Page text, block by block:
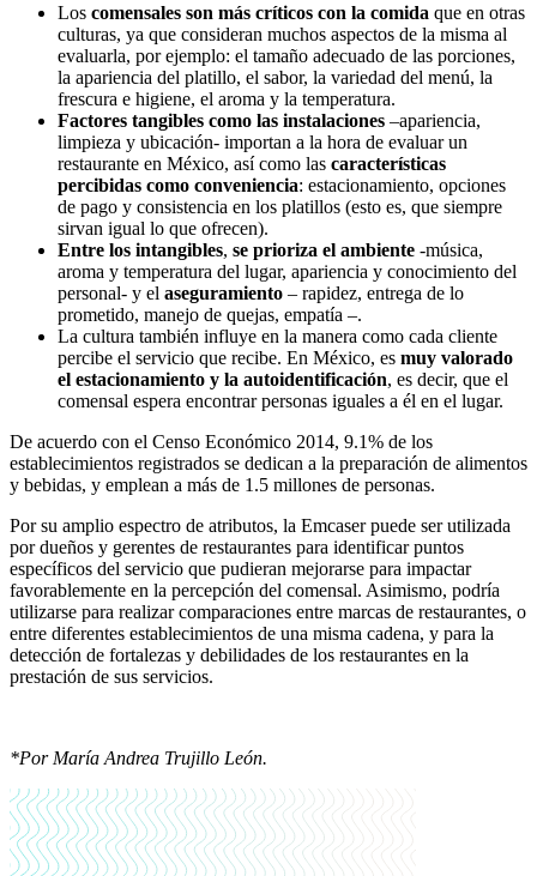
Los comensales son más críticos con la comida que en otras
culturas, ya que consideran muchos aspectos de la misma al
evaluarla, por ejemplo: el tamaño adecuado de las porciones,
la apariencia del platillo, el sabor, la variedad del menú, la
frescura e higiene, el aroma y la temperatura.
Factores tangibles como las instalaciones –apariencia,
limpieza y ubicación- importan a la hora de evaluar un
restaurante en México, así como las características
percibidas como conveniencia: estacionamiento, opciones
de pago y consistencia en los platillos (esto es, que siempre
sirvan igual lo que ofrecen).
Entre los intangibles, se prioriza el ambiente -música,
aroma y temperatura del lugar, apariencia y conocimiento del
personal- y el aseguramiento – rapidez, entrega de lo
prometido, manejo de quejas, empatía –.
La cultura también influye en la manera como cada cliente
percibe el servicio que recibe. En México, es muy valorado
el estacionamiento y la autoidentificación, es decir, que el
comensal espera encontrar personas iguales a él en el lugar.
De acuerdo con el Censo Económico 2014, 9.1% de los
establecimientos registrados se dedican a la preparación de alimentos
y bebidas, y emplean a más de 1.5 millones de personas.
Por su amplio espectro de atributos, la Emcaser puede ser utilizada
por dueños y gerentes de restaurantes para identificar puntos
específicos del servicio que pudieran mejorarse para impactar
favorablemente en la percepción del comensal. Asimismo, podría
utilizarse para realizar comparaciones entre marcas de restaurantes, o
entre diferentes establecimientos de una misma cadena, y para la
detección de fortalezas y debilidades de los restaurantes en la
prestación de sus servicios.
*Por María Andrea Trujillo León.